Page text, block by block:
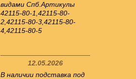
видами Спб.Артикулы
42115-80-1,42115-80-
2,42115-80-3,42115-80-
4,42115-80-5
12.05.2026
В наличии подставка под